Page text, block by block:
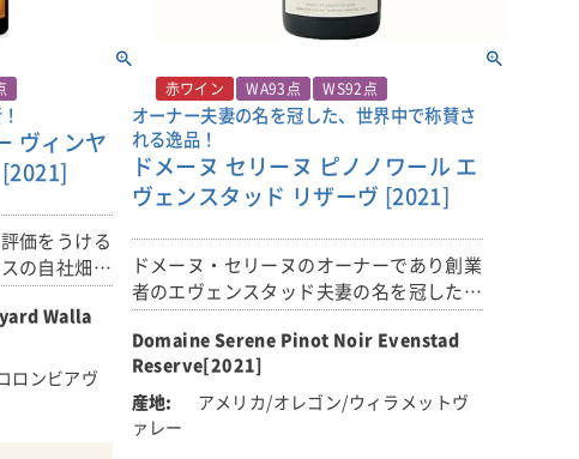
た。
は長く伸び
ンの代名詞
このワインは、カベルネ・ソーヴィニヨン
とシラーを最初から一緒に仕込む「共発
酵」で造られています。カベルネ・ソーヴ
ィニヨンは除梗した粒のまま(ホールベリ
ー)76％、シラーは全房(ホールクラスタ
ー)24％を使用し、フレンチオーク製タン
クで共に発酵。果皮とともに47日間じっ
くりと醸されます。
その後、フレンチオーク樽(新樽比率60％)
で澱とともに22か月間熟成しています。
アルコール度数14％。
■K ( ケイ ) ヴィントナーズについて
K(ケイ)・ヴィントナーズは、ワシントン
州のシラーの造り手としてリーダー的存在
も少し早い
に優れてい
育期を10
した。
得られ、信
性を持つ美
。全体的に
ワインは
を持ってい
ド(100％)
町の近くに
出来ました。2018年のワインは、白ワイ
ンの素晴らしい表現力から、赤ワインの美
しい洗練された複雑さまで、さまざまな点
で卓越しています。
ストーンリッジ・ヴィンヤードは、ロイヤ
ル・シティの町の近くにあります。畑は、
沖積扇状地の砂利土壌で、コロンビア川の
酸塩岩と玄武岩の層が15-30cmの深さにあ
り、カルシウムと鉄分を豊富に含んだ土壌
を形成し根が伸び難い土壌です。果実は果
皮が厚く、黒に近い果汁としっかりとして
いながらもしなやかなタンニンを生み出
し、熟成のポテンシャルを高めています。
野生酵母、カベルネソーヴィニヨンは全粒
ヴィンヤ
価をうける
の自社畑カ
主体で造る
イトのコメ
Walla
ロンビアヴ
赤ワイン WA93点 WS92点
オーナー夫妻の名を冠した、世界中で称賛さ
れる逸品！
ドメーヌ セリーヌ ピノノワール エ
ヴェンスタッド リザーヴ [2021]
ドメーヌ・セリーヌのオーナーであり創業
者のエヴェンスタッド夫妻の名を冠したワ
インです。
ブルゴーニュのワインに深い感銘を受けた
夫妻は、オレゴンで、さらに素晴らしいワ
インを生み出せると信じ、情熱を注ぎ続け
Domaine Serene Pinot Noir Evenstad
Reserve[2021]
アメリカ/オレゴン/ウィラメットヴ
ァレー